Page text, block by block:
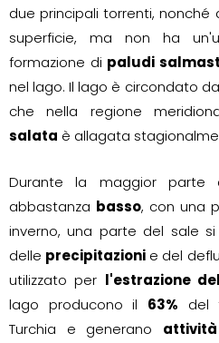
due principali torrenti,
superficie, ma non ha
formazione di paludi
nel lago. Il lago è circondato da
che nella regione
salata è allagata
Durante la maggior parte
abbastanza basso, con una
inverno, una parte del sale
delle precipitazioni e del
utilizzato per l'estrazione
lago producono il 63% del
Turchia e generano